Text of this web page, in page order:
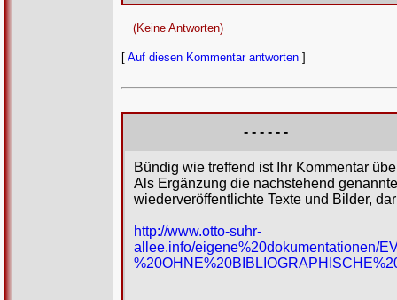
(Keine Antworten)
[ Auf diesen Kommentar antworten ]
- - - - - -
Bündig wie treffend ist Ihr Kommentar
Als Ergänzung die nachstehend
wiederveröffentlichte Texte und Bilder,
http://www.otto-suhr-
allee.info/eigene%20dokumentationen/